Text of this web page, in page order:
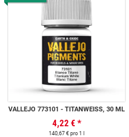
VALLEJO 773101 - TITANWEISS, 30 ML
4,22 € *
140,67 € pro 1 l